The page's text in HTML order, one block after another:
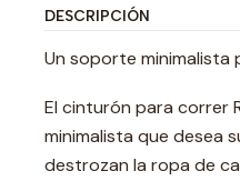
DESCRIPCIÓN
Un soporte minimalista
El cinturón para correr
minimalista que desea
destrozan la ropa de